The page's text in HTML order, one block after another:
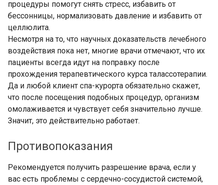
процедуры помогут снять стресс, избавить от
бессонницы, нормализовать давление и избавить от
целлюлита.
Несмотря на то, что научных доказательств лечебного
воздействия пока нет, многие врачи отмечают, что их
пациенты всегда идут на поправку после
прохождения терапевтического курса талассотерапии.
Да и любой клиент спа-курорта обязательно скажет,
что после посещения подобных процедур, организм
омолаживается и чувствует себя значительно лучше.
Значит, это действительно работает.
Противопоказания
Рекомендуется получить разрешение врача, если у
вас есть проблемы с сердечно-сосудистой системой,